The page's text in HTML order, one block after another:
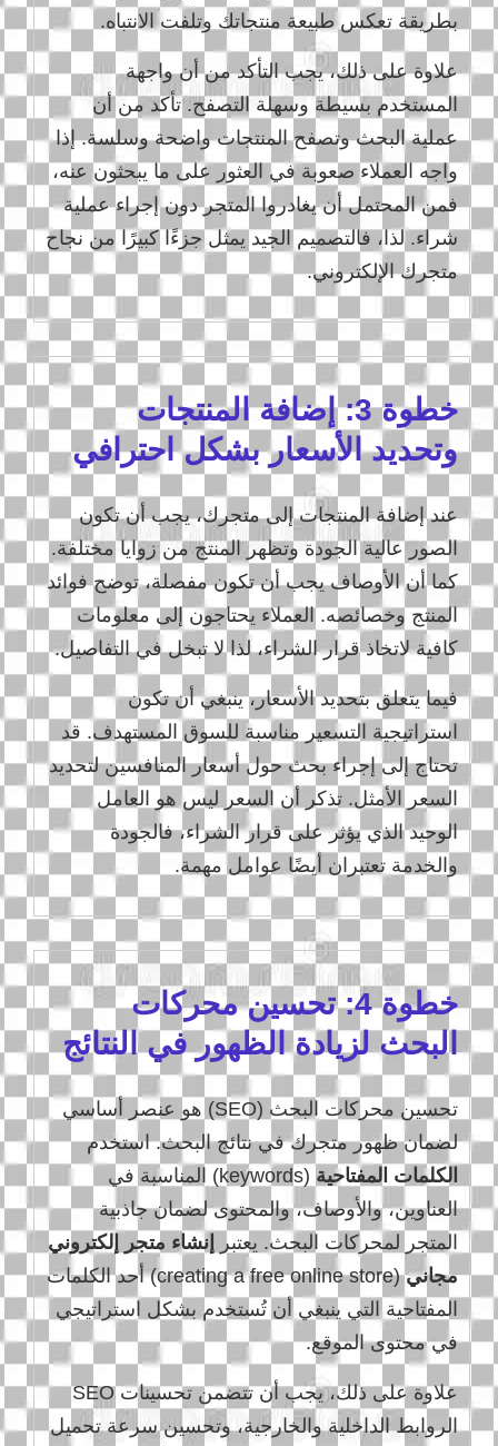
بطريقة تعكس طبيعة منتجاتك وتلفت الانتباه.
علاوة على ذلك، يجب التأكد من أن واجهة
المستخدم بسيطة وسهلة التصفح. تأكد من أن
عملية البحث وتصفح المنتجات واضحة وسلسة. إذا
واجه العملاء صعوبة في العثور على ما يبحثون عنه،
فمن المحتمل أن يغادروا المتجر دون إجراء عملية
شراء. لذا، فالتصميم الجيد يمثل جزءًا كبيرًا من نجاح
متجرك الإلكتروني.
خطوة 3: إضافة المنتجات
وتحديد الأسعار بشكل احترافي
عند إضافة المنتجات إلى متجرك، يجب أن تكون
الصور عالية الجودة وتظهر المنتج من زوايا مختلفة.
كما أن الأوصاف يجب أن تكون مفصلة، توضح فوائد
المنتج وخصائصه. العملاء يحتاجون إلى معلومات
كافية لاتخاذ قرار الشراء، لذا لا تبخل في التفاصيل.
فيما يتعلق بتحديد الأسعار، ينبغي أن تكون
استراتيجية التسعير مناسبة للسوق المستهدف. قد
تحتاج إلى إجراء بحث حول أسعار المنافسين لتحديد
السعر الأمثل. تذكر أن السعر ليس هو العامل
الوحيد الذي يؤثر على قرار الشراء، فالجودة
والخدمة تعتبران أيضًا عوامل مهمة.
خطوة 4: تحسين محركات
البحث لزيادة الظهور في النتائج
تحسين محركات البحث (SEO) هو عنصر أساسي
لضمان ظهور متجرك في نتائج البحث. استخدم
الكلمات المفتاحية
(keywords) المناسبة في
العناوين، والأوصاف، والمحتوى لضمان جاذبية
المتجر لمحركات البحث. يعتبر
إنشاء متجر إلكتروني
مجاني
(creating a free online store) أحد الكلمات
المفتاحية التي ينبغي أن تُستخدم بشكل استراتيجي
في محتوى الموقع.
علاوة على ذلك، يجب أن تتضمن تحسينات SEO
الروابط الداخلية والخارجية، وتحسين سرعة تحميل